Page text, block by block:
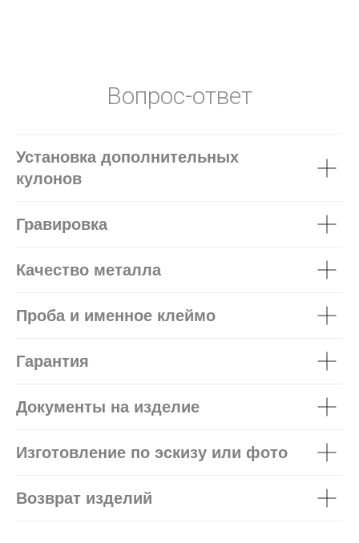
Вопрос-ответ
Установка дополнительных
кулонов
Гравировка
Качество металла
Проба и именное клеймо
Гарантия
Документы на изделие
Изготовление по эскизу или фото
Возврат изделий